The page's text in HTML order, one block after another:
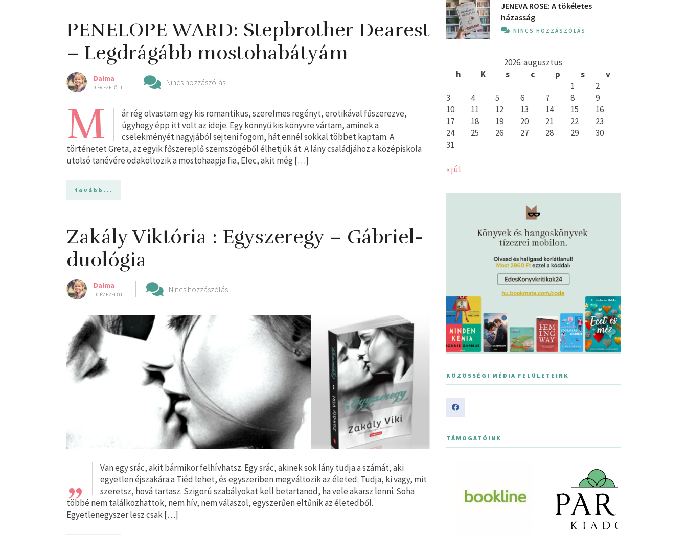
PENELOPE WARD: Stepbrother Dearest
– Legdrágább mostohabátyám
Dalma
9 ÉV EZELŐTT
Nincs hozzászólás
M
ár rég olvastam egy kis romantikus, szerelmes regényt, erotikával fűszerezve,
úgyhogy épp itt volt az ideje. Egy könnyű kis könyvre vártam, aminek a
cselekményét nagyjából sejteni fogom, hát ennél sokkal többet kaptam. A
történetet Greta, az egyik főszereplő szemszögéből élhetjük át. A lány családjához a középiskola
utolsó tanévére odaköltözik a mostohaapja fia, Elec, akit még […]
tovább...
Zakály Viktória : Egyszeregy – Gábriel-
duológia
Dalma
10 ÉV EZELŐTT
Nincs hozzászólás
„
Van egy srác, akit bármikor felhívhatsz. Egy srác, akinek sok lány tudja a számát, aki
egyetlen éjszakára a Tiéd lehet, és egyszeriben megváltozik az életed. Tudja, ki vagy, mit
szeretsz, hová tartasz. Szigorú szabályokat kell betartanod, ha vele akarsz lenni. Soha
többé nem találkozhattok, nem hív, nem válaszol, egyszerűen eltűnik az életedből.
Egyetlenegyszer lesz csak […]
JENEVA ROSE: A ​tökéletes
házasság
NINCS HOZZÁSZÓLÁS
2026. augusztus
h
K s c p s
v
1
2
3
4 5 6 7 8
9
10
11 12 13 14 15
16
17
18 19 20 21 22
23
24
25 26 27 28 29
30
31
« júl
KÖZÖSSÉGI MÉDIA FELÜLETEINK
TÁMOGATÓINK